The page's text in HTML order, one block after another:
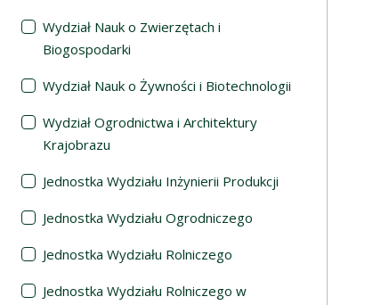
Wydział Nauk o Zwierzętach i
Biogospodarki
Wydział Nauk o Żywności i Biotechnologii
Wydział Ogrodnictwa i Architektury
Krajobrazu
Jednostka Wydziału Inżynierii Produkcji
Jednostka Wydziału Ogrodniczego
Jednostka Wydziału Rolniczego
Jednostka Wydziału Rolniczego w